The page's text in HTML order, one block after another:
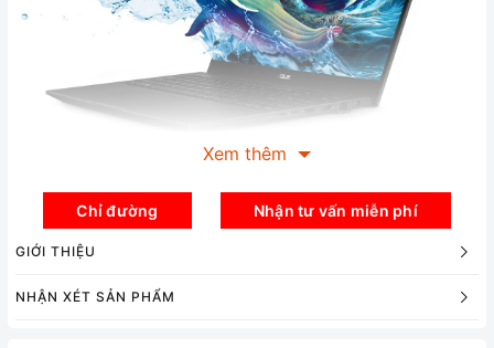
Asus luôn dẫn đầu trong thiết kế cũng như đổi mới liên tục để
đáp ứng nhu cầu của người dùng, và việc giới thiệu mẫu
ASUS Creator Laptop Q530VJ cũng chưa từng khiến người
dùng cảm thấy thất vọng. Máy mang đến thiết kế trẻ trung,
năng động và được hoàn thiện một cách tỉ mỉ, hoàn hảo tới
Xem thêm
Chỉ đường Nhận tư vấn miễn phí
GIỚI THIỆU
NHẬN XÉT SẢN PHẨM